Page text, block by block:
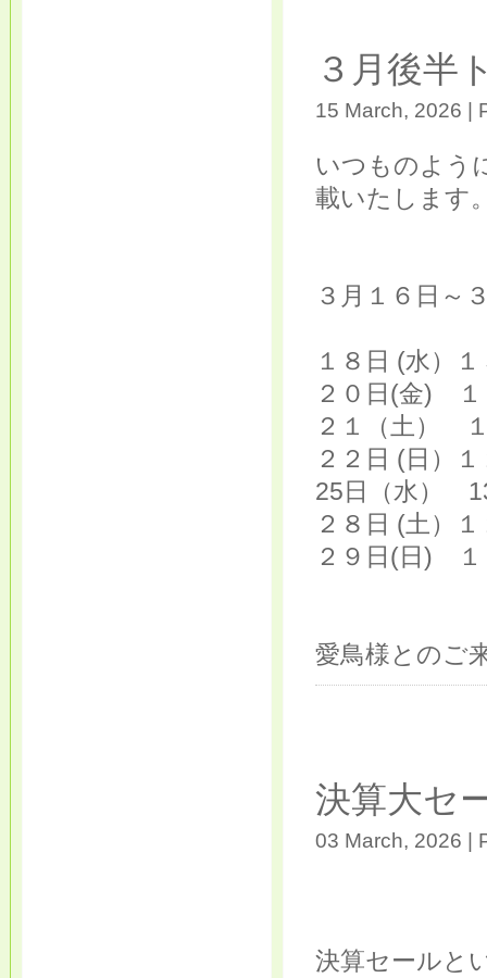
３月後半
15 March, 2026 |
いつものよう
載いたします
３月１６日～
１８日 (水）
２０日(金) １
２１（土）
２２日 (日）
25日（水）
２８日 (土）
２９日(日) １
愛鳥様とのご
決算大セ
03 March, 2026 |
決算セールと